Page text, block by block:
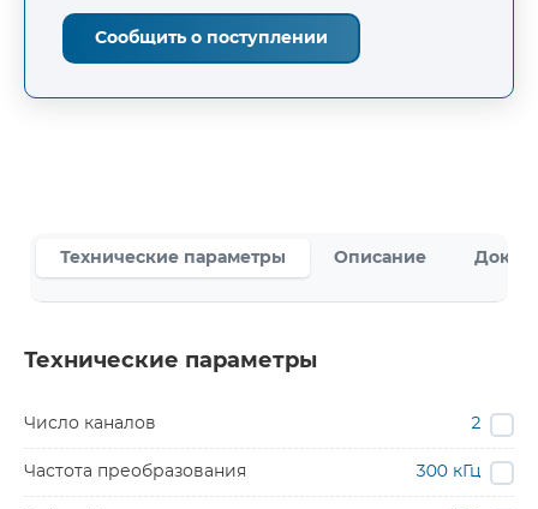
Сообщить о поступлении
Технические параметры Описание
Технические параметры
Число каналов 2
Частота преобразования 300 кГц